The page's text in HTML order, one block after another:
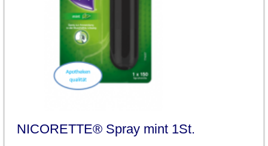
NICORETTE® Spray mint 1St.